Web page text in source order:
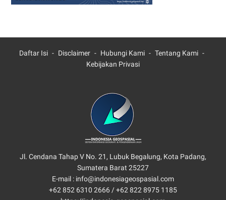
Daftar Isi Disclaimer Hubungi Kami
Tentang Kami
Kebijakan Privasi
Jl. Cendana Tahap V No. 21, Lubuk Begalung, Kota Padang,
Sumatera Barat 25227
E-mail : info@indonesiageospasial.com
+62 852 6310 2666 /+62 822 8975 1185